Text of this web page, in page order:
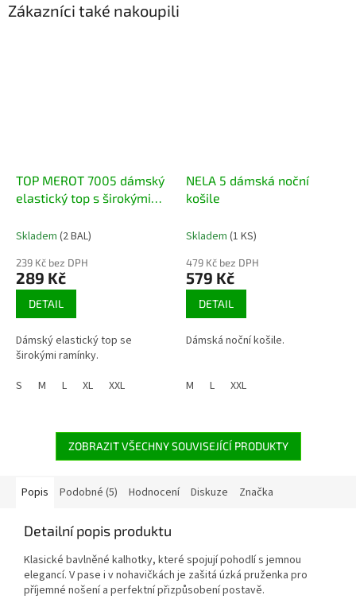
Zákazníci také nakoupili
TOP MEROT 7005 dámský
elastický top s širokými
Skladem (2 BAL)
239 Kč bez DPH
289 Kč
DETAIL
Dámský elastický top se
širokými ramínky.
S
M L XL XXL
NELA 5 dámská noční
košile
Skladem (1 KS)
479 Kč bez DPH
579 Kč
DETAIL
Dámská noční košile.
M L XXL
ZOBRAZIT VŠECHNY SOUVISEJÍCÍ PRODUKTY
Popis Podobné (5) Hodnocení Diskuze Značka
Detailní popis produktu
Klasické bavlněné kalhotky, které spojují pohodlí s jemnou
elegancí. V pase i v nohavičkách je zašitá úzká pruženka pro
příjemné nošení a perfektní přizpůsobení postavě.